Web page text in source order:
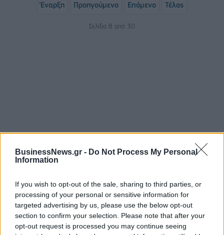
BusinessNews.gr - Do Not Process My Personal
Information
If you wish to opt-out of the sale, sharing to third parties, or
processing of your personal or sensitive information for
targeted advertising by us, please use the below opt-out
section to confirm your selection. Please note that after your
opt-out request is processed you may continue seeing
Έναρξη Προηγούμενο Επόμενο Τέλος
Σελίδα 8 από 30
ΡΟΗ ΕΙΔΗΣΕΩΝ
Χρηματιστήριο: Πτώση κατά 0,59%, στα 320,42
εκατ. ευρώ ο τζίρος
06/08/2026 - 18:10 ΟΙΚΟΝΟΜΙΑ
ΟΠΕΚΑ: Αύριο η δεύτερη πληρωμή των δικαιούχων